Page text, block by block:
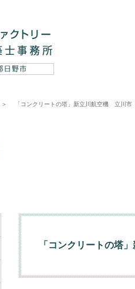
ォーム
＞ 「コンクリートの塔」新立川航空機 立川市
「コンクリートの塔